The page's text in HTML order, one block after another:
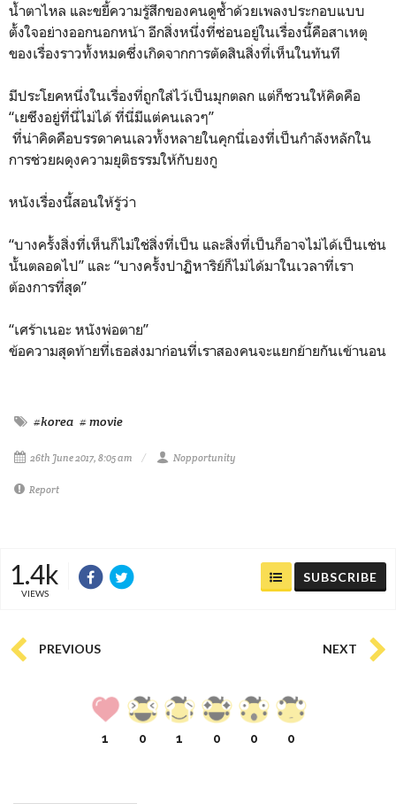
น้ำตาไหล และขยี้ความรู้สึกของคนดูซ้ำด้วยเพลงประกอบแบบ
ตั้งใจอย่างออกนอกหน้า อีกสิ่งหนึ่งที่ซ่อนอยู่ในเรื่องนี้คือสาเหตุ
ของเรื่องราวทั้งหมดซึ่งเกิดจากการตัดสินสิ่งที่เห็นในทันที
มีประโยคหนึ่งในเรื่องที่ถูกใส่ไว้เป็นมุกตลก แต่ก็ชวนให้คิดคือ
“เยซึงอยู่ที่นี่ไม่ได้ ที่นี่มีแต่คนเลวๆ”
ที่น่าคิดคือบรรดาคนเลวทั้งหลายในคุกนี่เองที่เป็นกำลังหลักใน
การช่วยผดุงความยุติธรรมให้กับยงกู
หนังเรื่องนี้สอนให้รู้ว่า
“บางครั้งสิ่งที่เห็นก็ไม่ใช่สิ่งที่เป็น และสิ่งที่เป็นก็อาจไม่ได้เป็นเช่น
นั้นตลอดไป” และ “บางครั้งปาฏิหาริย์ก็ไม่ได้มาในเวลาที่เรา
ต้องการที่สุด”
“เศร้าเนอะ หนังพ่อตาย”
ข้อความสุดท้ายที่เธอส่งมาก่อนที่เราสองคนจะแยกย้ายกันเข้านอน
#korea # movie
26th June 2017, 8:05 am Nopportunity
Report
1.4k
VIEWS
SUBSCRIBE
PREVIOUS NEXT
1 0 1 0 0 0